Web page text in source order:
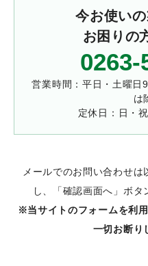
今お使い
お困りの
0263-
営業時間：平日・土曜
は
定休日：日・
メールでのお問い合わせ
し、「確認画面へ」ボタ
※当サイトのフォームを利
一切お断り